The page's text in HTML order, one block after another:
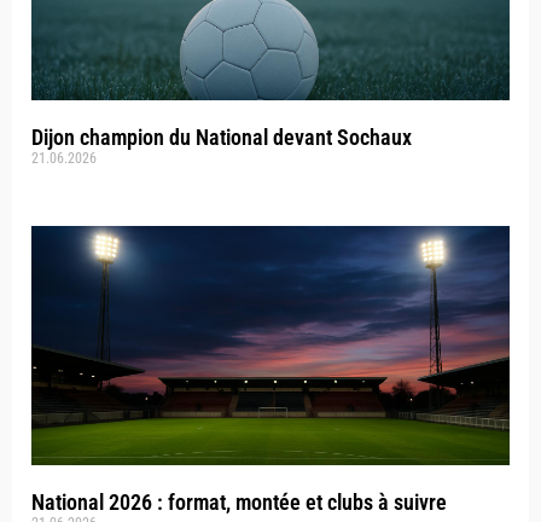
Dijon champion du National devant Sochaux
21.06.2026
National 2026 : format, montée et clubs à suivre